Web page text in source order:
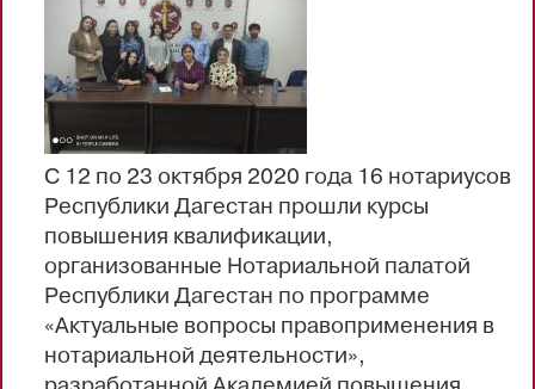
С 12 по 23 октября 2020 года 16 нотариусов
Республики Дагестан прошли курсы
повышения квалификации,
организованные Нотариальной палатой
Республики Дагестан по программе
«Актуальные вопросы правоприменения в
нотариальной деятельности»,